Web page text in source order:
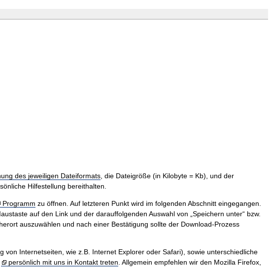
des jeweiligen Dateiformats , die Dateigröße (in Kilobyte = Kb), und der
Hilfestellung bereithalten.
Programm zu öffnen. Auf letzteren Punkt wird im folgenden Abschnitt eingegangen.
auf den Link und der darauffolgenden Auswahl von „Speichern unter“ bzw.
auszuwählen und nach einer Bestätigung sollte der Download-Prozess
Internetseiten, wie z.B. Internet Explorer oder Safari), sowie unterschiedliche
persönlich mit uns in Kontakt treten . Allgemein empfehlen wir den Mozilla Firefox,